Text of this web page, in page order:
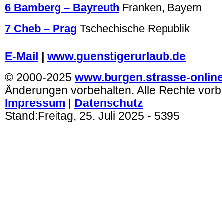
6 Bamberg – Bayreuth Franken, Bayern
7 Cheb – Prag Tschechische Republik
E-Mail
www.guenstigerurlaub.de
© 2000-2025 www.burgen.strasse-
Änderungen vorbehalten. Alle Rechte
Impressum
Datenschutz
Stand:Freitag, 25. Juli 2025 - 5395